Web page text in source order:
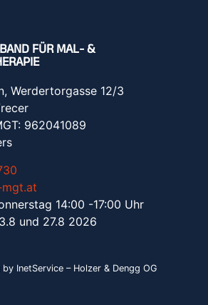
FÜR MAL- &
Werdertorgasse 12/3
962041089
14:00 -17:00 Uhr
und 27.8 2026
InetService – Holzer & Dengg OG